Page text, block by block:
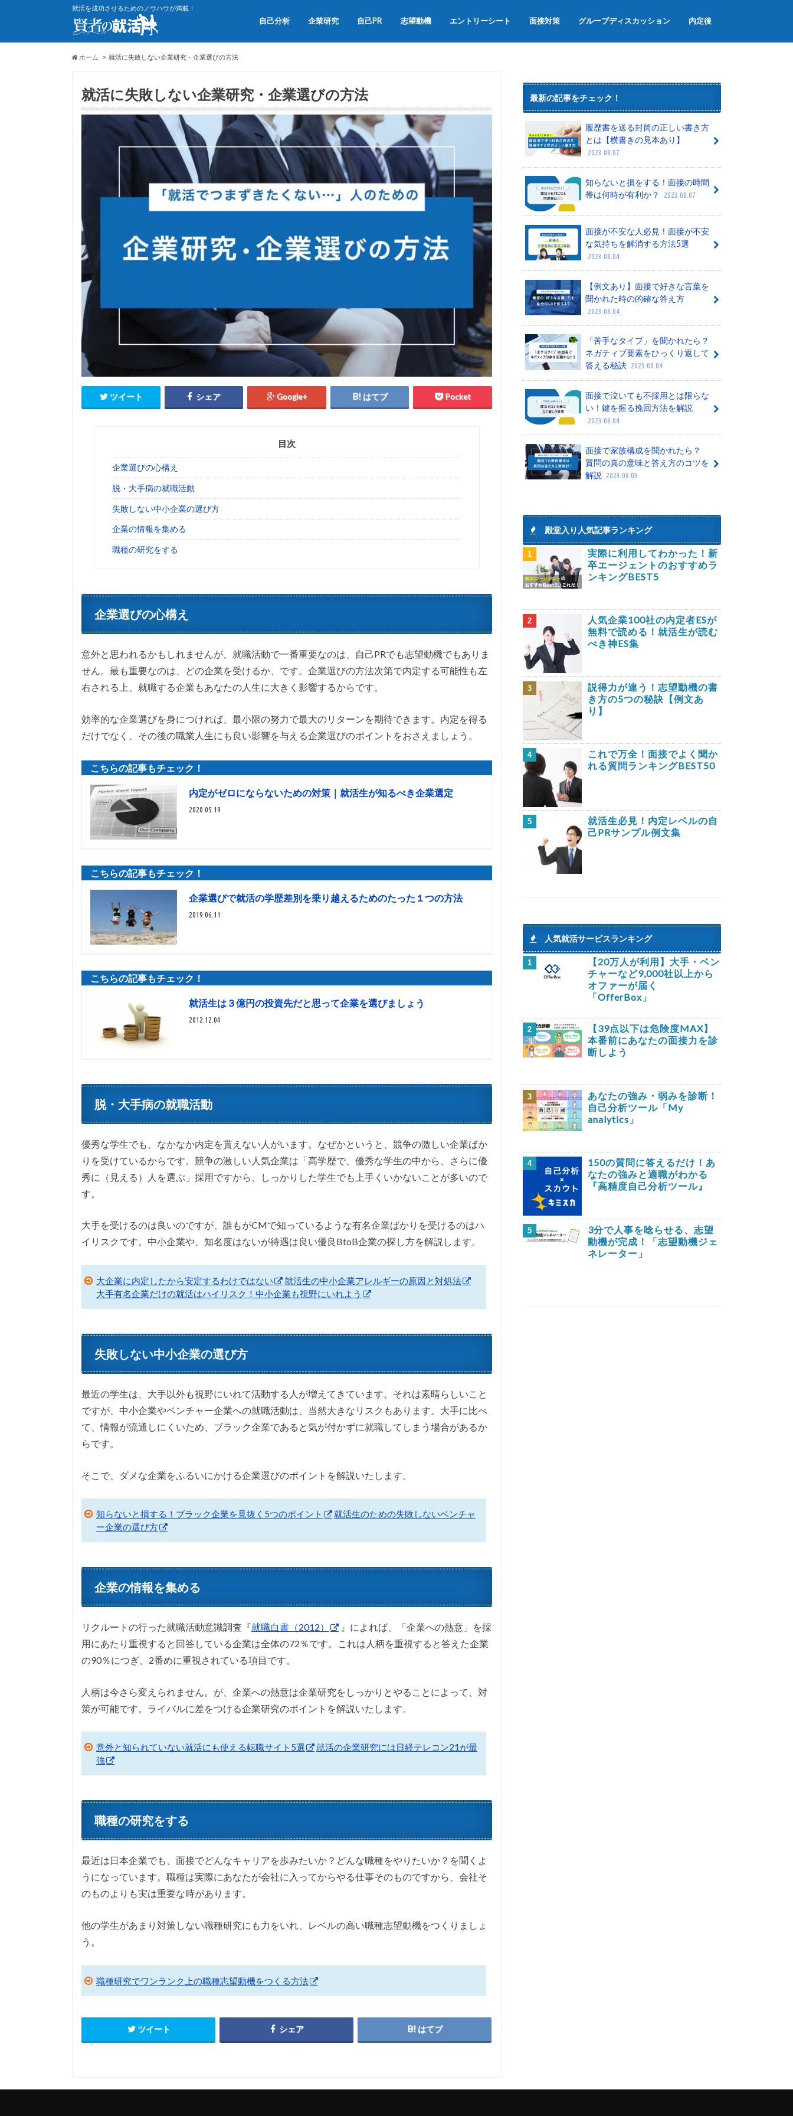
就活を成功させるためのノウハウが満載！
自己分析 企業研究
会社説明会
OB訪問
自己PR
自己PRの書き方
自己PRの例文集
志望動機
志望動機の書き方
志望動機の例文
エントリーシート 面接対策
面接のマナー
面接でよく聞かれる質問
グループディスカッション
グループワーク
内定後
内定辞退
内定者懇親会
内定式
ホーム 就活に失敗しない企業研究・企業選びの方法
就活に失敗しない企業研究・企業選びの方法
ツイート シェア Google+ はてブ Pocket
目次
企業選びの心構え
脱・大手病の就職活動
失敗しない中小企業の選び方
企業の情報を集める
職種の研究をする
企業選びの心構え
意外と思われるかもしれませんが、就職活動で一番重要なのは、自己PRでも志望動機でもありま
せん。最も重要なのは、どの企業を受けるか、です。企業選びの方法次第で内定する可能性も左
右される上、就職する企業もあなたの人生に大きく影響するからです。
効率的な企業選びを身につければ、最小限の努力で最大のリターンを期待できます。内定を得る
だけでなく、その後の職業人生にも良い影響を与える企業選びのポイントをおさえましょう。
内定がゼロにならないための対策｜就活生が知るべき企業選定
2020.05.19
企業選びで就活の学歴差別を乗り越えるためのたった１つの方法
2019.06.11
就活生は３億円の投資先だと思って企業を選びましょう
2012.12.04
脱・大手病の就職活動
優秀な学生でも、なかなか内定を貰えない人がいます。なぜかというと、競争の激しい企業ばか
りを受けているからです。競争の激しい人気企業は「高学歴で、優秀な学生の中から、さらに優
秀に（見える）人を選ぶ」採用ですから、しっかりした学生でも上手くいかないことが多いので
す。
大手を受けるのは良いのですが、誰もがCMで知っているような有名企業ばかりを受けるのはハ
イリスクです。中小企業や、知名度はないが待遇は良い優良BtoB企業の探し方を解説します。
大企業に内定したから安定するわけではない
就活生の中小企業アレルギーの原因と対処法
大手有名企業だけの就活はハイリスク！中小企業も視野にいれよう
失敗しない中小企業の選び方
最近の学生は、大手以外も視野にいれて活動する人が増えてきています。それは素晴らしいこと
ですが、中小企業やベンチャー企業への就職活動は、当然大きなリスクもあります。大手に比べ
て、情報が流通しにくいため、ブラック企業であると気が付かずに就職してしまう場合があるか
らです。
そこで、ダメな企業をふるいにかける企業選びのポイントを解説いたします。
知らないと損する！ブラック企業を見抜く5つのポイント
就活生のための失敗しないベンチャ
ー企業の選び方
企業の情報を集める
リクルートの行った就職活動意識調査『就職白書（2012）
』によれば、「企業への熱意」を採
用にあたり重視すると回答している企業は全体の72％です。これは人柄を重視すると答えた企業
の90％につぎ、2番めに重視されている項目です。
人柄は今さら変えられません。が、企業への熱意は企業研究をしっかりとやることによって、対
策が可能です。ライバルに差をつける企業研究のポイントを解説いたします。
意外と知られていない就活にも使える転職サイト5選
就活の企業研究には日経テレコン21が最
強
職種の研究をする
最近は日本企業でも、面接でどんなキャリアを歩みたいか？どんな職種をやりたいか？を聞くよ
うになっています。職種は実際にあなたが会社に入ってからやる仕事そのものですから、会社そ
のものよりも実は重要な時があります。
他の学生があまり対策しない職種研究にも力をいれ、レベルの高い職種志望動機をつくりましょ
う。
職種研究でワンランク上の職種志望動機をつくる方法
ツイート シェア はてブ
最新の記事をチェック！
履歴書を送る封筒の正しい書き方
とは【横書きの見本あり】
2023.08.07
知らないと損をする！面接の時間
帯は何時が有利か？
2023.08.07
面接が不安な人必見！面接が不安
な気持ちを解消する方法5選
2023.08.04
【例文あり】面接で好きな言葉を
聞かれた時の的確な答え方
2023.08.04
「苦手なタイプ」を聞かれたら？
ネガティブ要素をひっくり返して
答える秘訣 2023.08.04
面接で泣いても不採用とは限らな
い！鍵を握る挽回方法を解説
2023.08.04
面接で家族構成を聞かれたら？
質問の真の意味と答え方のコツを
解説
2023.08.03
殿堂入り人気記事ランキング
1
実際に利用してわかった！新
卒エージェントのおすすめラ
ンキングBEST5
2
人気企業100社の内定者ESが
無料で読める！就活生が読む
べき神ES集
3
説得力が違う！志望動機の書
き方の5つの秘訣【例文あ
り】
4
これで万全！面接でよく聞か
れる質問ランキングBEST50
5
就活生必見！内定レベルの自
己PRサンプル例文集
人気就活サービスランキング
1
【20万人が利用】大手・ベン
チャーなど9,000社以上から
オファーが届く
「OfferBox」
2
【39点以下は危険度MAX】
本番前にあなたの面接力を診
断しよう
3
あなたの強み・弱みを診断！
自己分析ツール「My
analytics」
4
150の質問に答えるだけ！あ
なたの強みと適職がわかる
『高精度自己分析ツール』
5
3分で人事を唸らせる、志望
動機が完成！「志望動機ジェ
ネレーター」